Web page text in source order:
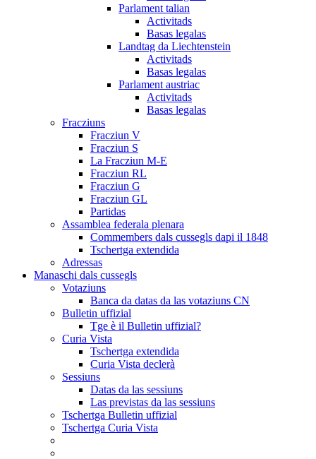
Parlament talian
Activitads
Basas legalas
Landtag da Liechtenstein
Activitads
Basas legalas
Parlament austriac
Activitads
Basas legalas
Fracziuns
Fracziun V
Fracziun S
La Fracziun M-E
Fracziun RL
Fracziun G
Fracziun GL
Partidas
Assamblea federala plenara
Commembers dals cussegls dapi il 1848
Tschertga extendida
Adressas
Manaschi dals cussegls
Votaziuns
Banca da datas da las votaziuns CN
Bulletin uffizial
Tge è il Bulletin uffizial?
Curia Vista
Tschertga extendida
Curia Vista declerà
Sessiuns
Datas da las sessiuns
Las previstas da las sessiuns
Tschertga Bulletin uffizial
Tschertga Curia Vista